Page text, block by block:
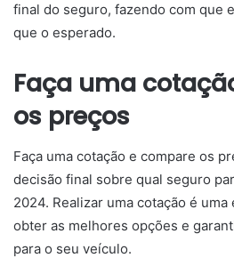
final do seguro, fazendo com que
que o esperado.
Faça uma
os preços
Faça uma cotação e compare os
decisão final sobre qual seguro
2024. Realizar uma cotação é
obter as melhores opções e
para o seu veículo.